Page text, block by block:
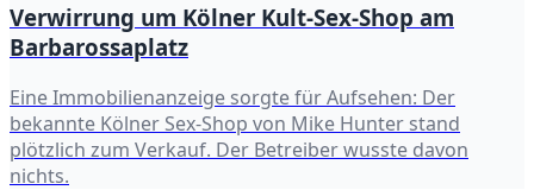
Verwirrung um Kölner Kult-Sex-Shop am
Barbarossaplatz
Eine Immobilienanzeige sorgte für Aufsehen: Der
bekannte Kölner Sex-Shop von Mike Hunter stand
plötzlich zum Verkauf. Der Betreiber wusste davon
nichts.